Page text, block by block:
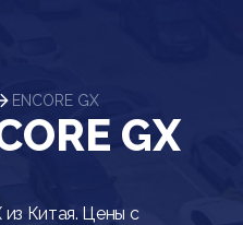
ENCORE GX
GX
из Китая. Цены с